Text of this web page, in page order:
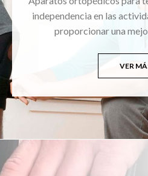
independencia en las
proporcionar una
VER